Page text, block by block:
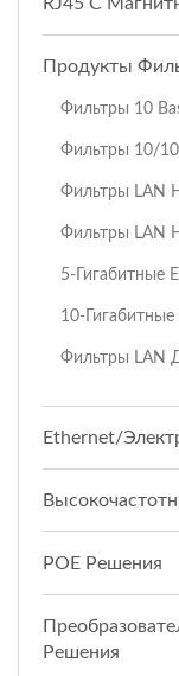
RJ45 С
Продукты
Фильтры 10
Фильтры 10/
Фильтры LAN
Фильтры LAN
5-Гигабитные
10-
Фильтры LAN
Ethernet/
POE Решения
Решения